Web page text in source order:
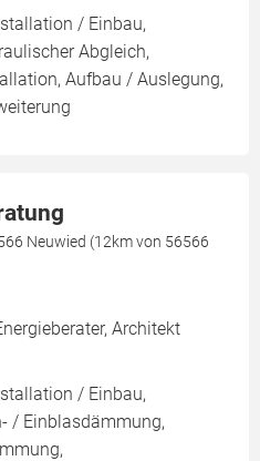
/ Einbau,
Abgleich,
Aufbau / Auslegung,
Neuwied (12km von 56566
Architekt
/ Einbau,
/ Einblasdämmung,